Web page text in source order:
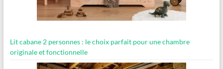
Lit cabane 2 personnes : le choix parfait pour une chambre
originale et fonctionnelle